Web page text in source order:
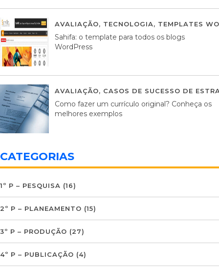
AVALIAÇÃO, TECNOLOGIA, TEMPLATES
Sahifa: o template para todos os blogs
WordPress
AVALIAÇÃO, CASOS DE SUCESSO DE
Como fazer um currículo original? Conheça os
melhores exemplos
CATEGORIAS
1º P – PESQUISA (16)
2º P – PLANEAMENTO (15)
3º P – PRODUÇÃO (27)
4º P – PUBLICAÇÃO (4)